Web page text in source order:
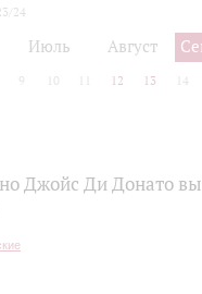
24
Июль Август
9 10 12 13 14
Джойс Ди Донато